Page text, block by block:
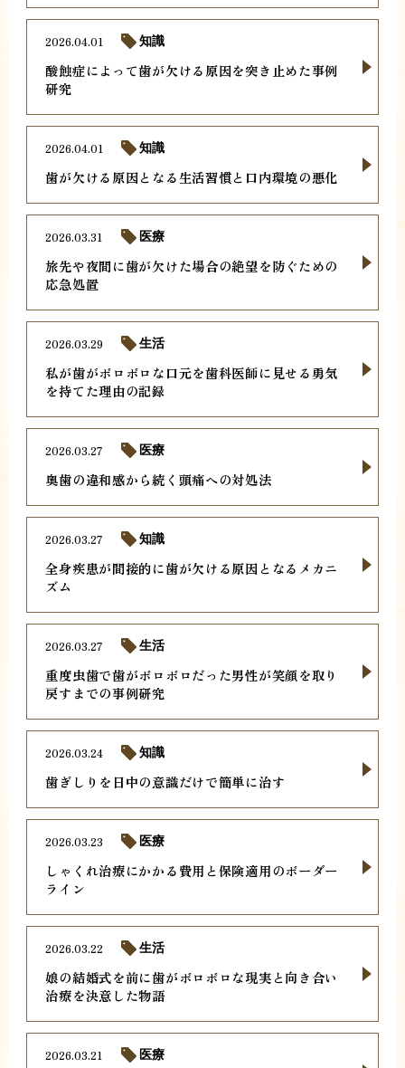
酸蝕症によって歯が欠ける原因を突き止めた事例
研究
2026.04.01 知識
歯が欠ける原因となる生活習慣と口内環境の悪化
2026.04.01 知識
旅先や夜間に歯が欠けた場合の絶望を防ぐための
応急処置
2026.03.31 医療
私が歯がボロボロな口元を歯科医師に見せる勇気
を持てた理由の記録
2026.03.29 生活
奥歯の違和感から続く頭痛への対処法
2026.03.27 医療
全身疾患が間接的に歯が欠ける原因となるメカニ
ズム
2026.03.27 知識
重度虫歯で歯がボロボロだった男性が笑顔を取り
戻すまでの事例研究
2026.03.27 生活
歯ぎしりを日中の意識だけで簡単に治す
2026.03.24 知識
しゃくれ治療にかかる費用と保険適用のボーダー
ライン
2026.03.23 医療
娘の結婚式を前に歯がボロボロな現実と向き合い
治療を決意した物語
2026.03.22 生活
2026.03.21 医療